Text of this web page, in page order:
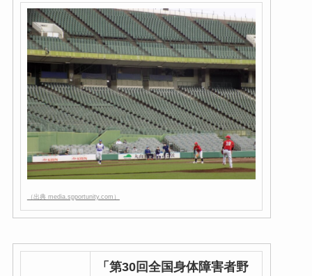
（出典 media.spportunity.com）
「第30回全国身体障害者野